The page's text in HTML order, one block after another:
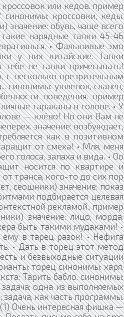
кроссовок или кедов. пример
синонимы: кроссовки, кеды.
значение: обувь, чаще всего
нарядные тапки 45-46
• Фальшивые эмо
у них китайские. Тапки
тебе не тапки причесывать!
с несколько презрительным
синонимы: ушлепок, сланец.
поведения. пример
тараканы в голове. • У
— клёво! Но они Вам не
значение: возбуждает,
как в позитивном
от смеха! • Мля, меня
голоса, запаха и вида. • Оо
носится по квартире и
транса, кого-то до сих пор
сеошники) значение: показ
подбирается целевая
рекламой.. пример
значение: лицо, морда.
быть такими мудаками! •
в тарец разок! • Нефига
• Дать в торец этот метод
и безвыходные ситуации
торец синонимы: харя.
Тарить бабло. синонимы:
одна из выполняемых
как часть программы.
Очень интересная фишка —